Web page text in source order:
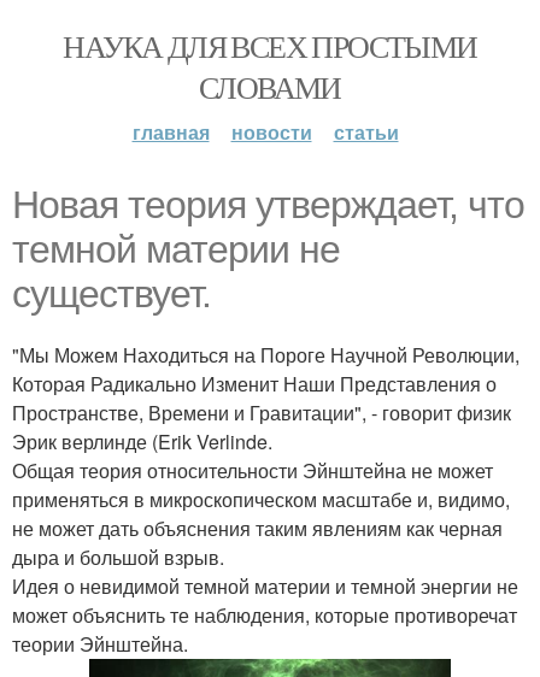
НАУКА ДЛЯ ВСЕХ ПРОСТЫМИ
СЛОВАМИ
главная новости статьи
Новая теория утверждает, что
темной материи не
существует.
"Мы Можем Находиться на Пороге Научной Революции,
Которая Радикально Изменит Наши Представления о
Пространстве, Времени и Гравитации", - говорит физик
Эрик верлинде (Erik Verlinde.
Общая теория относительности Эйнштейна не может
применяться в микроскопическом масштабе и, видимо,
не может дать объяснения таким явлениям как черная
дыра и большой взрыв.
Идея о невидимой темной материи и темной энергии не
может объяснить те наблюдения, которые противоречат
теории Эйнштейна.